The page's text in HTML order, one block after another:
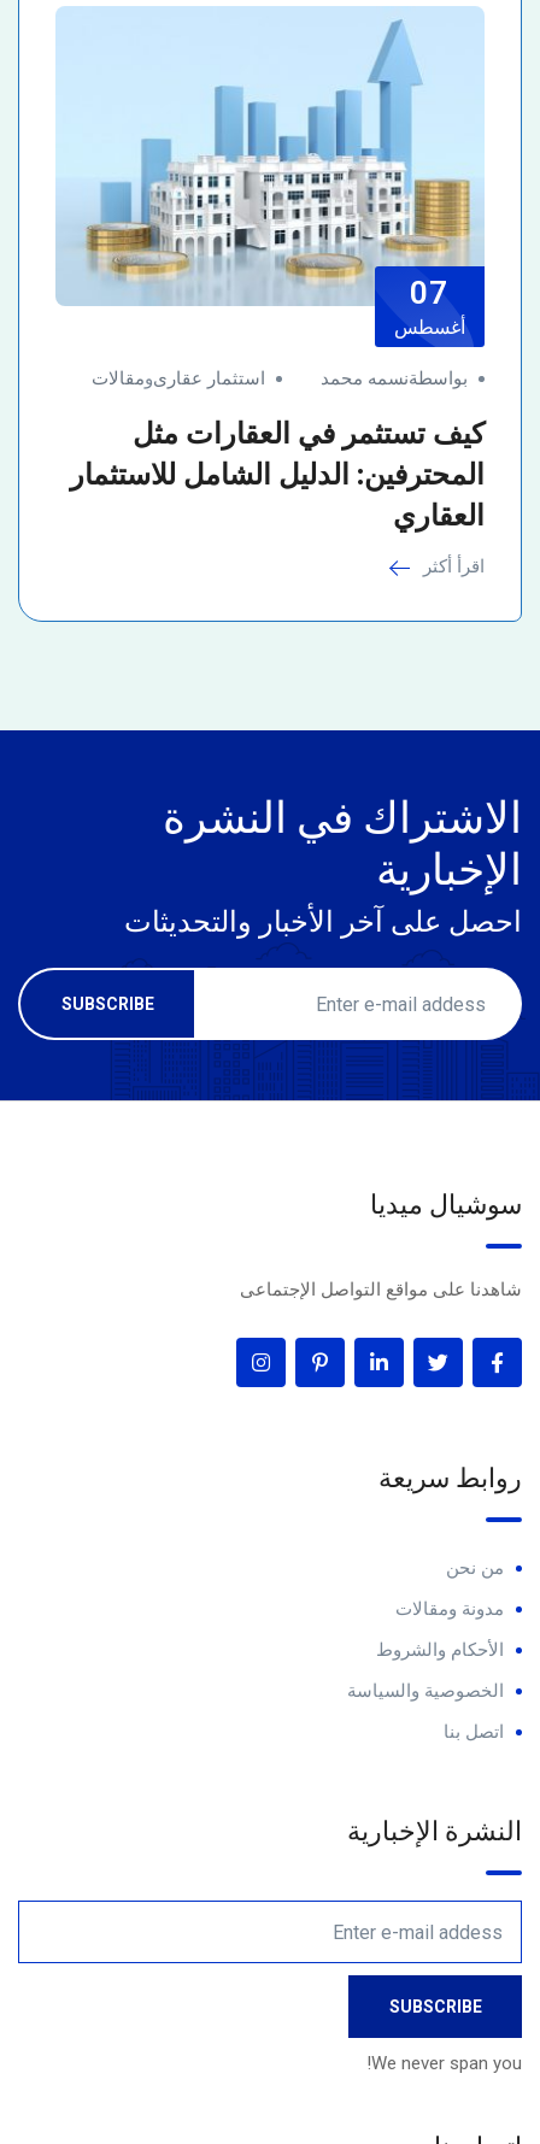
07
أغسطس
بواسطةنسمه محمد استثمار عقارىومقالات
كيف تستثمر في العقارات مثل
المحترفين: الدليل الشامل للاستثمار
العقاري
اقرأ أكثر
الاشتراك في النشرة
الإخبارية
احصل على آخر الأخبار والتحديثات
سوشيال ميديا
شاهدنا على مواقع التواصل الإجتماعى
روابط سريعة
من نحن
مدونة ومقالات
الأحكام والشروط
الخصوصية والسياسة
اتصل بنا
النشرة الإخبارية
We never span you!